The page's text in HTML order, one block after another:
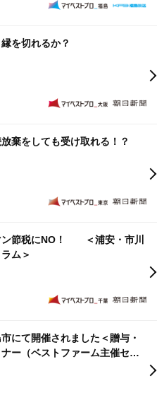
を切れるか？
棄をしても受け取れる！？
ン節税にNO！ ＜浦安・市川
ム＞
にて開催されました＜贈与・
ー（ベストファーム主催セミ